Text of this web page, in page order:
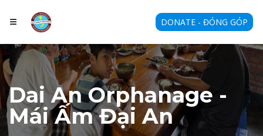
DONATE - ĐÓNG GÓP
Dai An Orphanage -
Mái Ấm Đại An